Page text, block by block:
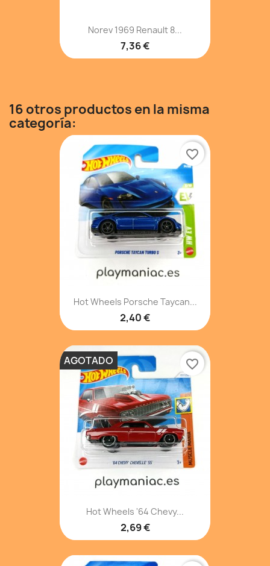
Norev 1969 Renault 8...
7,36 €
16 otros productos en la misma
categoría:
Hot Wheels Porsche Taycan...
2,40 €
favorite_border
Hot Wheels '64 Chevy...
2,69 €
AGOTADO favorite_border